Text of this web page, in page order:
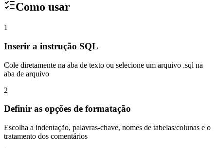
Como usar
1
Inserir a instrução SQL
Cole diretamente na aba de texto ou selecione um arquivo .sql na
aba de arquivo
2
Definir as opções de formatação
Escolha a indentação, palavras-chave, nomes de tabelas/colunas e o
tratamento dos comentários